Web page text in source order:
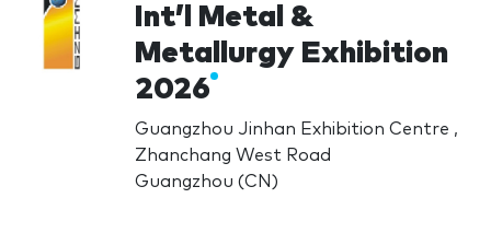
Int’l Metal &
Metallurgy Exhibition
2026
Guangzhou Jinhan Exhibition Centre ,
Zhanchang West Road
Guangzhou (CN)